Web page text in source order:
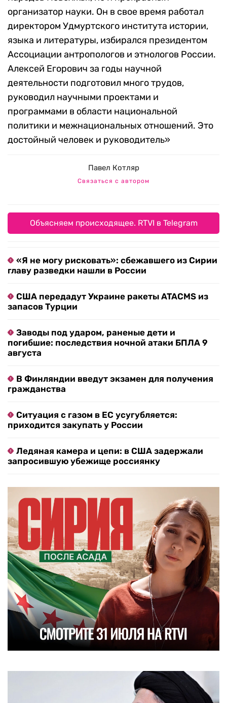
организатор науки. Он в свое время работал
директором Удмуртского института истории,
языка и литературы, избирался президентом
Ассоциации антропологов и этнологов России.
Алексей Егорович за годы научной
деятельности подготовил много трудов,
руководил научными проектами и
программами в области национальной
политики и межнациональных отношений. Это
достойный человек и руководитель»
Павел Котляр
Связаться с автором
Объясняем происходящее. RTVI в Telegram
«Я не могу рисковать»: сбежавшего из Сирии
главу разведки нашли в России
США передадут Украине ракеты ATACMS из
запасов Турции
Заводы под ударом, раненые дети и
погибшие: последствия ночной атаки БПЛА 9
августа
В Финляндии введут экзамен для получения
гражданства
Ситуация с газом в ЕС усугубляется:
приходится закупать у России
Ледяная камера и цепи: в США задержали
запросившую убежище россиянку